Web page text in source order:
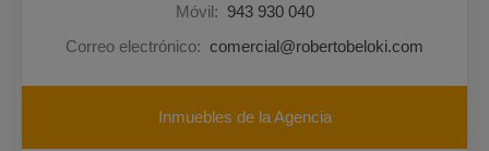
Móvil: 943 930 040
Correo electrónico: comercial@robertobeloki.com
Inmuebles de la Agencia